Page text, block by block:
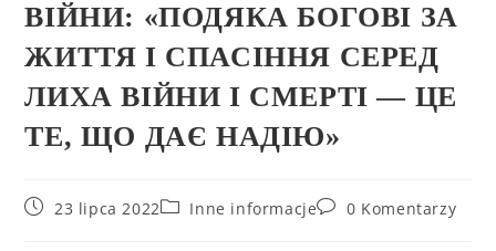
ВІЙНИ: «ПОДЯКА БОГОВІ ЗА
ЖИТТЯ І СПАСІННЯ СЕРЕД
ЛИХА ВІЙНИ І СМЕРТІ — ЦЕ
ТЕ, ЩО ДАЄ НАДІЮ»
23 lipca 2022 Inne informacje 0 Komentarzy